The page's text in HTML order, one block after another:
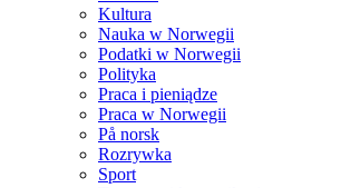
Kultura
Nauka w Norwegii
Podatki w Norwegii
Polityka
Praca i pieniądze
Praca w Norwegii
På norsk
Rozrywka
Sport